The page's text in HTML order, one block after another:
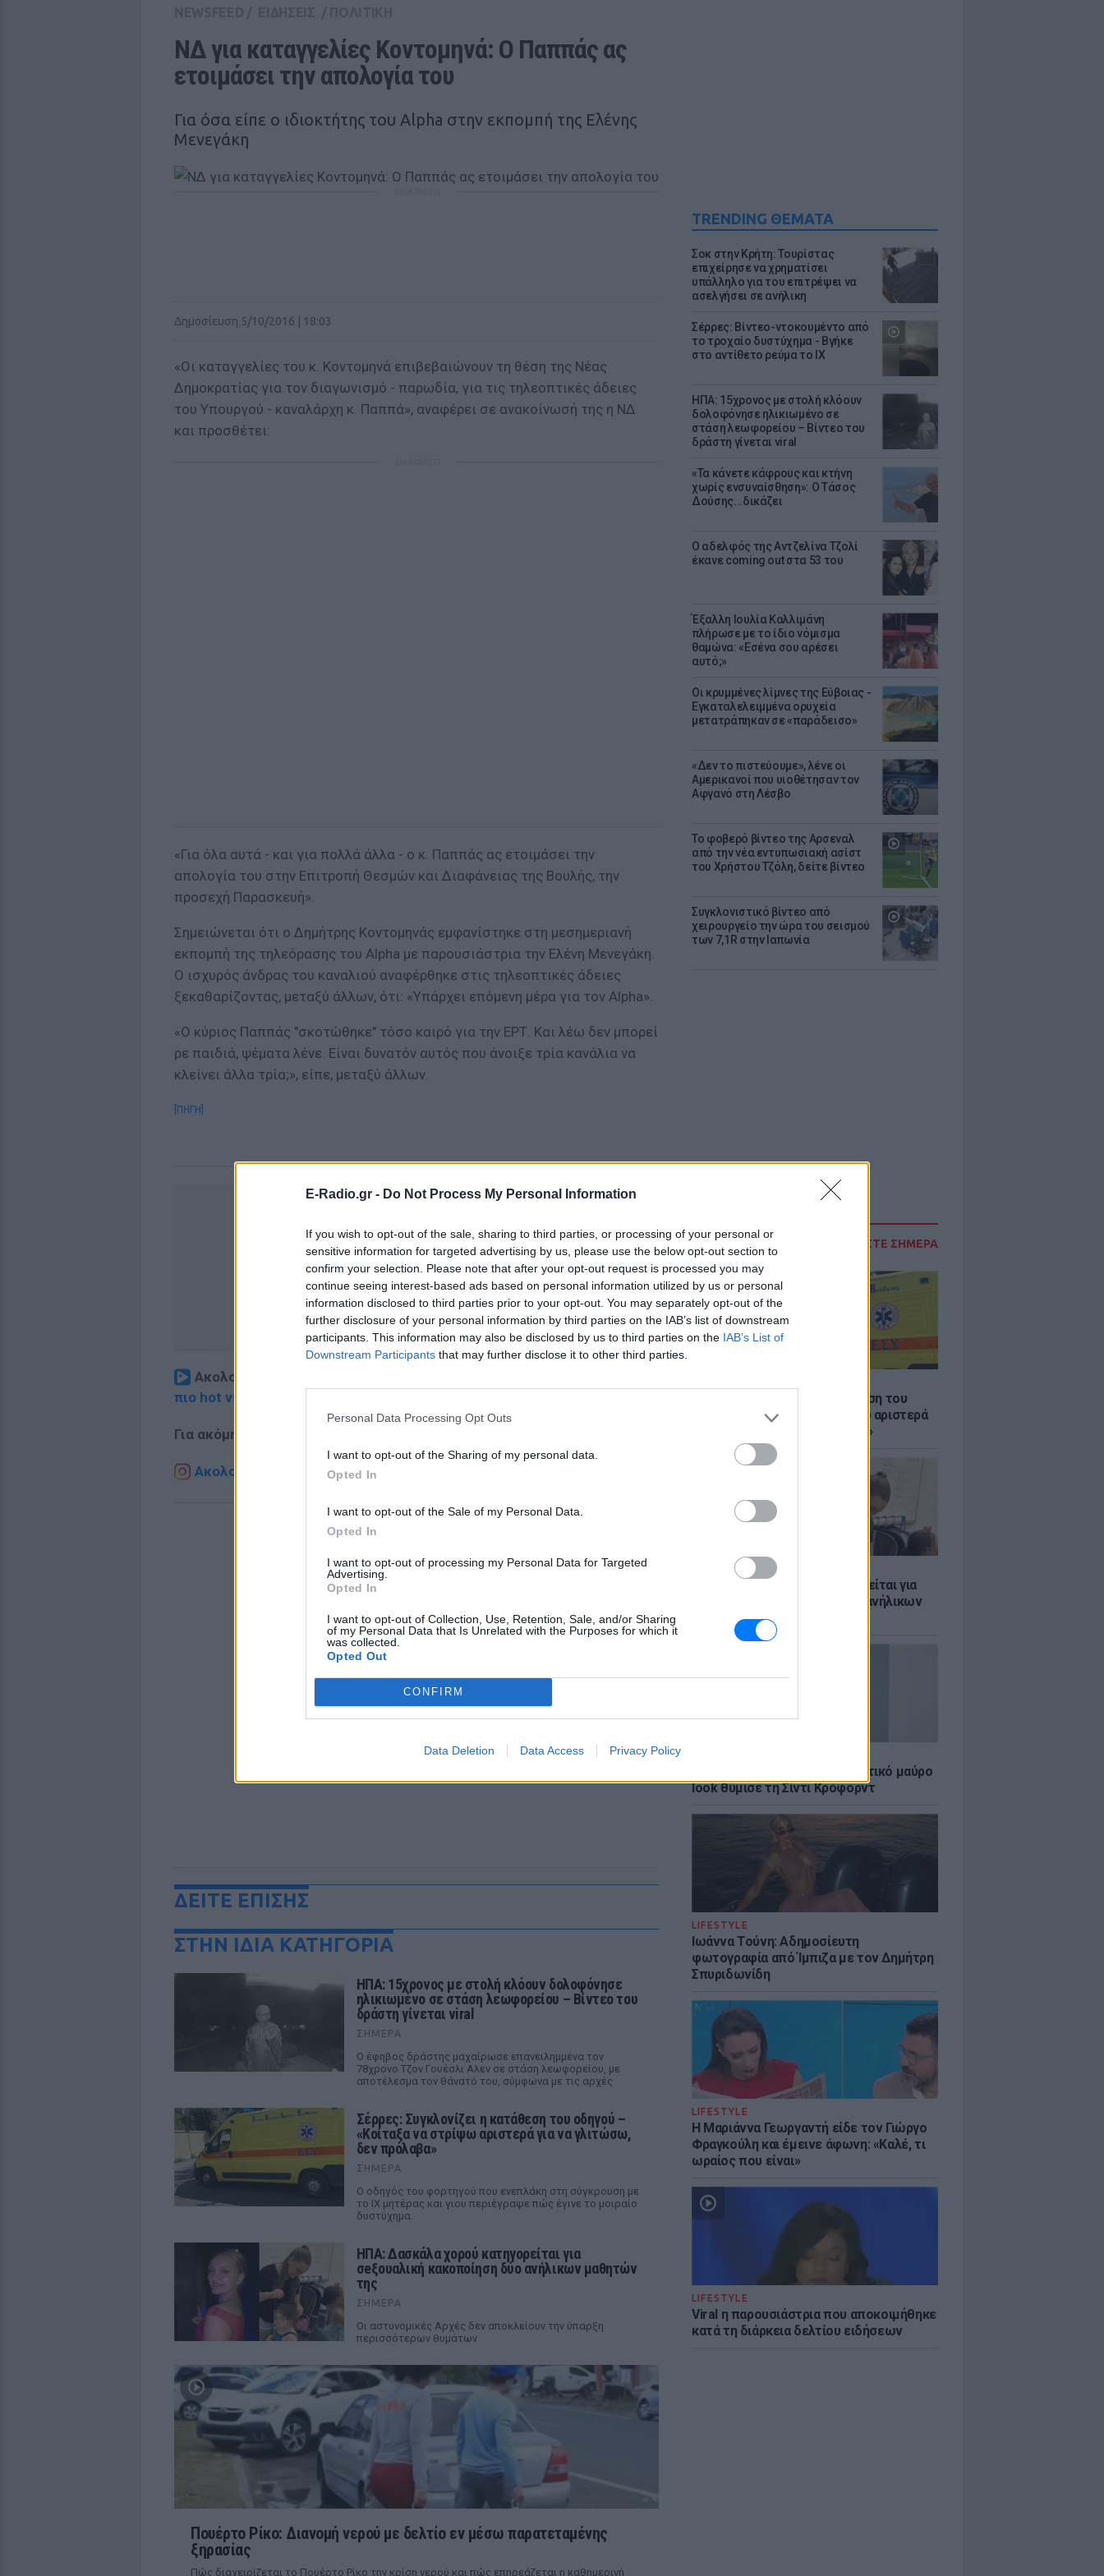
E-Radio.gr - Do Not Process My Personal Information
If you wish to opt-out of the sale, sharing to third parties, or processing of your personal or
sensitive information for targeted advertising by us, please use the below opt-out section to
confirm your selection. Please note that after your opt-out request is processed you may
continue seeing interest-based ads based on personal information utilized by us or personal
information disclosed to third parties prior to your opt-out. You may separately opt-out of the
further disclosure of your personal information by third parties on the IAB’s list of downstream
participants. This information may also be disclosed by us to third parties on the IAB’s List of
Downstream Participants that may further disclose it to other third parties.
Personal Data Processing Opt Outs
I want to opt-out of the Sharing of my personal data.
Opted In
I want to opt-out of the Sale of my Personal Data.
Opted In
I want to opt-out of processing my Personal Data for Targeted
Advertising.
Opted In
I want to opt-out of Collection, Use, Retention, Sale, and/or Sharing
of my Personal Data that Is Unrelated with the Purposes for which it
was collected.
Opted Out
CONFIRM
Data Deletion Data Access Privacy Policy
TRENDING ΘΕΜΑΤΑ
Σοκ στην Κρήτη: Τουρίστας
επιχείρησε να χρηματίσει
υπάλληλο για του επιτρέψει να
ασελγήσει σε ανήλικη
Σέρρες: Βίντεο-ντοκουμέντο από
το τροχαίο δυστύχημα - Βγήκε
στο αντίθετο ρεύμα το ΙΧ
ΗΠΑ: 15χρονος με στολή κλόουν
δολοφόνησε ηλικιωμένο σε
στάση λεωφορείου – Βίντεο του
δράστη γίνεται viral
«Τα κάνετε κάφρους και κτήνη
χωρίς ενσυναίσθηση»: Ο Τάσος
Δούσης...δικάζει
Ο αδελφός της Αντζελίνα Τζολί
έκανε coming out στα 53 του
Έξαλλη Ιουλία Καλλιμάνη
πλήρωσε με το ίδιο νόμισμα
θαμώνα: «Εσένα σου αρέσει
αυτό;»
Οι κρυμμένες λίμνες της Εύβοιας -
Εγκαταλελειμμένα ορυχεία
μετατράπηκαν σε «παράδεισο»
«Δεν το πιστεύουμε», λένε οι
Αμερικανοί που υιοθέτησαν τον
Αφγανό στη Λέσβο
Το φοβερό βίντεο της Αρσεναλ
από την νέα εντυπωσιακή ασίστ
του Χρήστου Τζόλη, δείτε βίντεο
Συγκλονιστικό βίντεο από
χειρουργείο την ώρα του σεισμού
των 7,1R στην Ιαπωνία
ΔΙΑΒΑΣΤΕ ΣΗΜΕΡΑ
Σέρρες: Συγκλονίζει η κατάθεση του
οδηγού – «Κοίταξα να στρίψω αριστερά
για να γλιτώσω, δεν πρόλαβα»
ΕΙΔΗΣΕΙΣ
ΗΠΑ: Δασκάλα χορού κατηγορείται για
σeξουαλική κακοποίηση δύο ανήλικων
μαθητών της
Κάια Γκέρμπερ: Με αποκαλυπτικό μαύρο
look θύμισε τη Σίντι Κρόφορντ
LIFESTYLE
Ιωάννα Τούνη: Αδημοσίευτη
φωτογραφία από Ίμπιζα με τον Δημήτρη
Σπυριδωνίδη
LIFESTYLE
Η Μαριάννα Γεωργαντή είδε τον Γιώργο
Φραγκούλη και έμεινε άφωνη: «Καλέ, τι
ωραίος που είναι»
LIFESTYLE
Viral η παρουσιάστρια που αποκοιμήθηκε
κατά τη διάρκεια δελτίου ειδήσεων
ΝΔ για καταγγελίες Κοντομηνά: Ο Παππάς ας
ετοιμάσει την απολογία του
Για όσα είπε ο ιδιοκτήτης του Alpha στην εκπομπή της Ελένης
Μενεγάκη
Δημοσίευση 5/10/2016 | 18:03
«Οι καταγγελίες του κ. Κοντομηνά επιβεβαιώνουν τη θέση της Νέας
Δημοκρατίας για τον διαγωνισμό - παρωδία, για τις τηλεοπτικές άδειες
του Υπουργού - καναλάρχη κ. Παππά», αναφέρει σε ανακοίνωσή της η ΝΔ
και προσθέτει:
«Για όλα αυτά - και για πολλά άλλα - ο κ. Παππάς ας ετοιμάσει την
απολογία του στην Επιτροπή Θεσμών και Διαφάνειας της Βουλής, την
προσεχή Παρασκευή».
Σημειώνεται ότι ο Δημήτρης Κοντομηνάς εμφανίστηκε στη μεσημεριανή
εκπομπή της τηλεόρασης του Alpha με παρουσιάστρια την Ελένη Μενεγάκη.
Ο ισχυρός άνδρας του καναλιού αναφέρθηκε στις τηλεοπτικές άδειες
ξεκαθαρίζοντας, μεταξύ άλλων, ότι: «Υπάρχει επόμενη μέρα για τον Alpha».
«Ο κύριος Παππάς "σκοτώθηκε" τόσο καιρό για την ΕΡΤ. Kαι λέω δεν μπορεί
ρε παιδιά, ψέματα λένε. Είναι δυνατόν αυτός που άνοιξε τρία κανάλια να
κλείνει άλλα τρία;», είπε, μεταξύ άλλων.
[ΠΗΓΗ]
ΔΙΑΦΗΜΙΣΗ
Ακολουθήστε το E-Radio.gr στο
πιο hot νέα
Για ακόμη περισσότερα
Ακολουθήστε το E-Radio.gr και στο Instagram
ΔΕΙΤΕ ΕΠΙΣΗΣ
ΣΤΗΝ ΙΔΙΑ ΚΑΤΗΓΟΡΙΑ
ΗΠΑ: 15χρονος με στολή κλόουν δολοφόνησε
ηλικιωμένο σε στάση λεωφορείου – Βίντεο του
δράστη γίνεται viral
ΣΉΜΕΡΑ
Ο έφηβος δράστης μαχαίρωσε επανειλημμένα τον
78χρονο Τζον Γουέσλι Αλεν σε στάση λεωφορείου, με
αποτέλεσμα τον θάνατό του, σύμφωνα με τις αρχές
Σέρρες: Συγκλονίζει η κατάθεση του οδηγού –
«Κοίταξα να στρίψω αριστερά για να γλιτώσω,
δεν πρόλαβα»
ΣΉΜΕΡΑ
Ο οδηγός του φορτηγού που ενεπλάκη στη σύγκρουση με
το ΙΧ μητέρας και γιου περιέγραψε πώς έγινε το μοιραίο
δυστύχημα.
ΗΠΑ: Δασκάλα χορού κατηγορείται για
σeξουαλική κακοποίηση δύο ανήλικων μαθητών
της
ΣΉΜΕΡΑ
Οι αστυνομικές Αρχές δεν αποκλείουν την ύπαρξη
περισσότερων θυμάτων
Πουέρτο Ρίκο: Διανομή νερού με δελτίο εν μέσω παρατεταμένης
ξηρασίας
Πώς διαχειρίζεται το Πουέρτο Ρίκο την κρίση νερού και πώς επηρεάζεται η καθημερινή